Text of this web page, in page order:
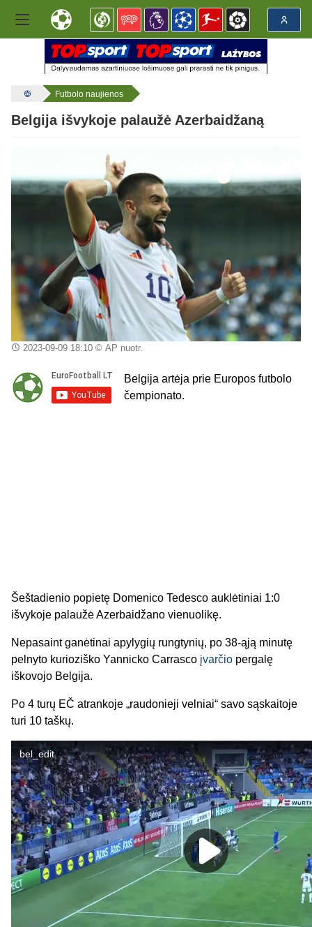
Futbolo naujienos
Belgija išvykoje palaužė Azerbaidžaną
2023-09-09 18:10© AP nuotr.
Belgija artėja prie Europos futbolo
čempionato.
Šeštadienio popietę Domenico Tedesco auklėtiniai 1:0
išvykoje palaužė Azerbaidžano vienuolikę.
Nepasaint ganėtinai apylygių rungtynių, po 38-ąją minutę
pelnyto kurioziško Yannicko Carrasco įvarčio pergalę
iškovojo Belgija.
Po 4 turų EČ atrankoje „raudonieji velniai“ savo sąskaitoje
turi 10 taškų.